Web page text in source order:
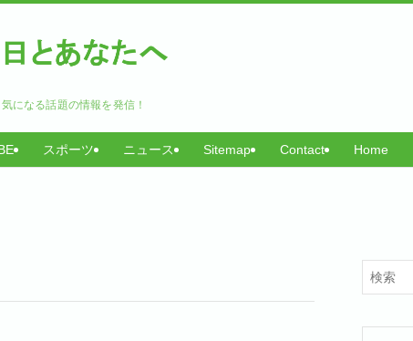
気になる話題の情報を発信！
スポーツ ニュース Sitemap Contact Home